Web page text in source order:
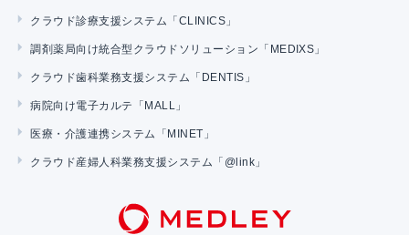
クラウド診療支援システム「CLINICS」
調剤薬局向け統合型クラウドソリューション「MEDIXS」
クラウド歯科業務支援システム「DENTIS」
病院向け電子カルテ「MALL」
医療・介護連携システム「MINET」
クラウド産婦人科業務支援システム「@link」